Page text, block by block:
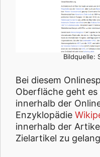
Bildquelle:
Bei diesem
Oberfläche geht
innerhalb der
Enzyklopädie
innerhalb der
Zielartikel zu